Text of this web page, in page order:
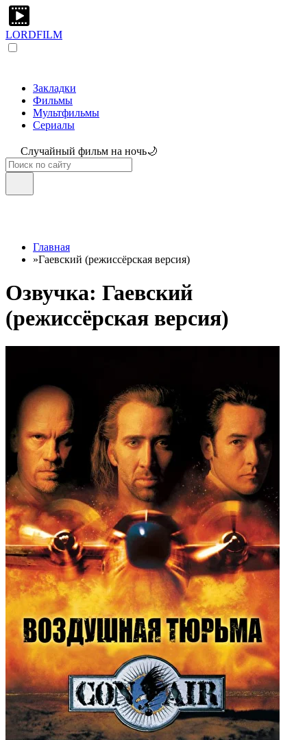
LORDFILM
Закладки
Фильмы
Мультфильмы
Сериалы
Случайный фильм на ночь🌙
Главная
»Гаевский (режиссёрская версия)
Озвучка: Гаевский
(режиссёрская версия)